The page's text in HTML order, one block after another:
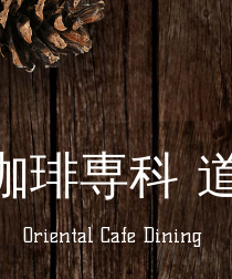
琲専科
Oriental Cafe Dining